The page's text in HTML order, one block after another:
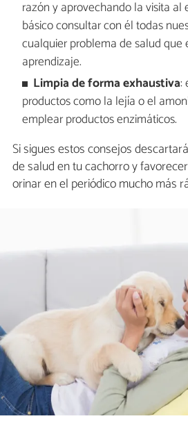
razón y aprovechando la visita al
básico consultar con él todas
cualquier problema de salud que
aprendizaje.
Limpia de forma exhaustiva:
productos como la lejía o el
emplear productos enzimáticos.
Si sigues estos consejos
de salud en tu cachorro y
orinar en el periódico mucho más